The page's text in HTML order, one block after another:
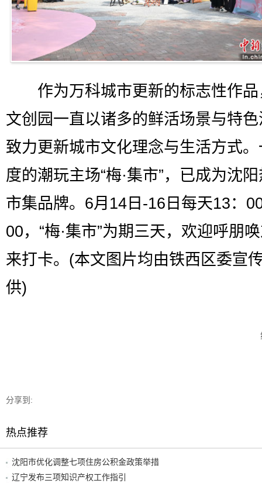
作为万科城市更新的标志性作品
文创园一直以诸多的鲜活场景与特
致力更新城市文化理念与生活方式
度的潮玩主场“梅·集市”，已成为沈
市集品牌。6月14日-16日每天13：
00，“梅·集市”为期三天，欢迎呼朋
来打卡。(本文图片均由铁西区委宣
供)
分享到:
热点推荐
沈阳市优化调整七项住房公积金政策举措
辽宁发布三项知识产权工作指引